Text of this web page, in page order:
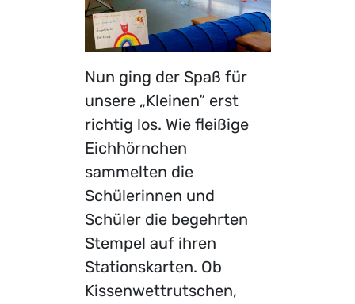
Nun ging der Spaß für
unsere „Kleinen“ erst
richtig los. Wie fleißige
Eichhörnchen
sammelten die
Schülerinnen und
Schüler die begehrten
Stempel auf ihren
Stationskarten. Ob
Kissenwettrutschen,